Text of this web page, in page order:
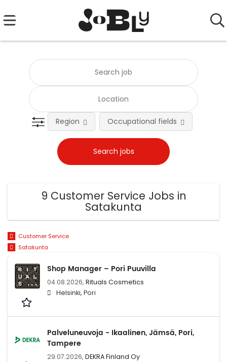
Region Occupational fields
9 Customer Service Jobs in
Satakunta
Customer Service
Satakunta
Shop Manager – Pori Puuvilla
04.08.2026, Rituals Cosmetics
Helsinki, Pori
Palveluneuvoja - Ikaalinen, Jämsä, Pori,
Tampere
29.07.2026, DEKRA Finland Oy